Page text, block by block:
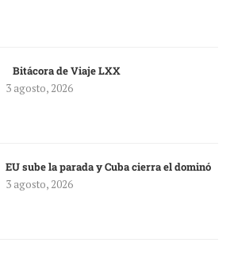
Bitácora de Viaje LXX
3 agosto, 2026
EU sube la parada y Cuba cierra el dominó
3 agosto, 2026